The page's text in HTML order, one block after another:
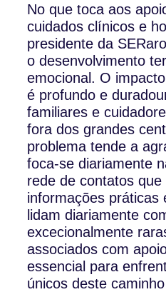
No que toca aos
cuidados clínicos e
presidente da
o desenvolvimento
emocional. O
é profundo e
familiares e
fora dos grandes
problema tende a
foca-se diariamente
rede de contatos
informações práticas
lidam diariamente
excecionalmente
associados com
essencial para
únicos deste